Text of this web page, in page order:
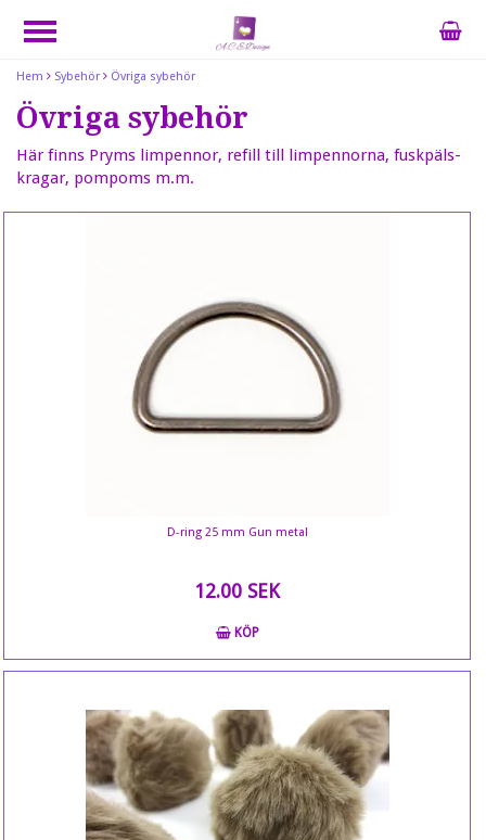
Hem Sybehör Övriga sybehör
Övriga sybehör
Här finns Pryms limpennor, refill till limpennorna, fuskpäls-
kragar, pompoms m.m.
D-ring 25 mm Gun metal
12.00 SEK
KÖP